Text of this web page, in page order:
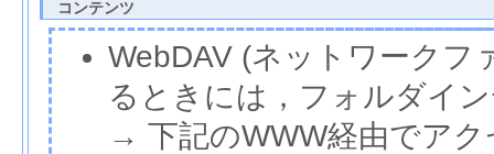
コンテンツ
WebDAV (ネットワーク
るときには，フォルダイ
→ 下記のWWW経由でア